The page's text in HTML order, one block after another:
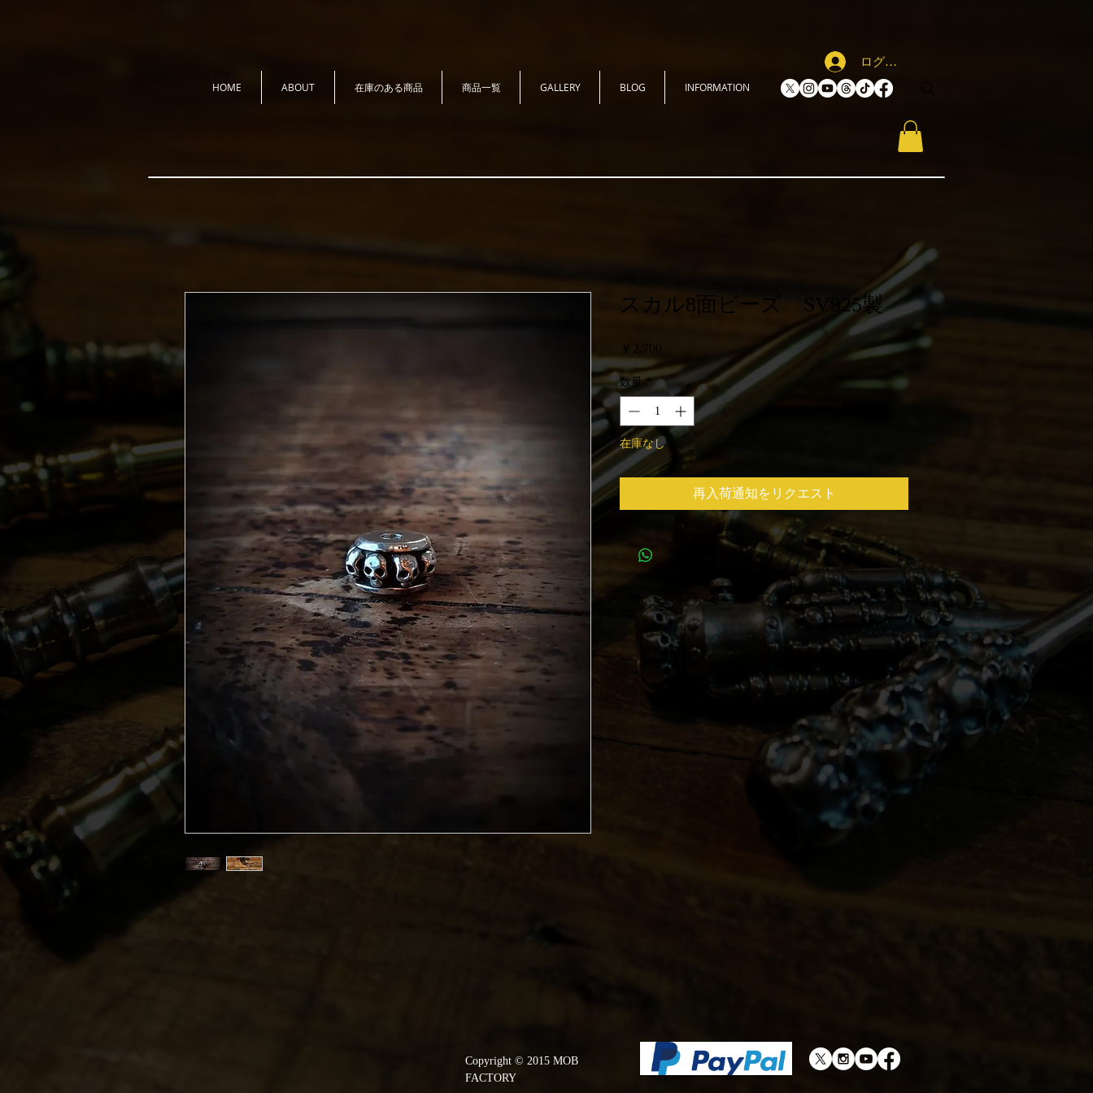
HOME ABOUT 在庫のある商品 商品一覧 GALLERY BLOG INFORMATION
ログイン
スカル8面ビーズ SV925製
￥2,700
格
数量 *
在庫なし
再入荷通知をリクエスト
Copyright © 2015 MOB
FACTORY